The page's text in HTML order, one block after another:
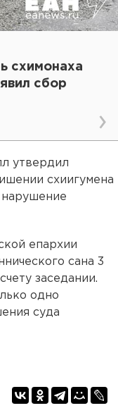
схимонаха
сбор
утвердил
схиигумена
нарушение
епархии
сана 3
заседании.
одно
суда